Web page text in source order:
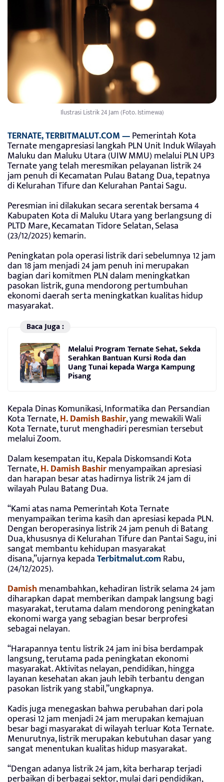
Ilustrasi Listrik 24 Jam (Foto. Istimewa)
TERNATE, TERBITMALUT.COM —Pemerintah Kota
Ternate mengapresiasi langkah PLN Unit Induk Wilayah
Maluku dan Maluku Utara (UIW MMU) melalui PLN UP3
Ternate yang telah meresmikan pelayanan listrik 24
jam penuh di Kecamatan Pulau Batang Dua, tepatnya
di Kelurahan Tifure dan Kelurahan Pantai Sagu.
Peresmian ini dilakukan secara serentak bersama 4
Kabupaten Kota di Maluku Utara yang berlangsung di
PLTD Mare, Kecamatan Tidore Selatan, Selasa
(23/12/2025) kemarin.
Peningkatan pola operasi listrik dari sebelumnya 12 jam
dan 18 jam menjadi 24 jam penuh ini merupakan
bagian dari komitmen PLN dalam meningkatkan
pasokan listrik, guna mendorong pertumbuhan
ekonomi daerah serta meningkatkan kualitas hidup
masyarakat.
Baca Juga :
Melalui Program Ternate Sehat, Sekda
Serahkan Bantuan Kursi Roda dan
Uang Tunai kepada Warga Kampung
Pisang
Kepala Dinas Komunikasi, Informatika dan Persandian
Kota Ternate,H. Damish Bashir, yang mewakili Wali
Kota Ternate, turut menghadiri peresmian tersebut
melalui Zoom.
Dalam kesempatan itu, Kepala Diskomsandi Kota
Ternate,H. Damish Bashirmenyampaikan apresiasi
dan harapan besar atas hadirnya listrik 24 jam di
wilayah Pulau Batang Dua.
“Kami atas nama Pemerintah Kota Ternate
menyampaikan terima kasih dan apresiasi kepada PLN.
Dengan beroperasinya listrik 24 jam penuh di Batang
Dua, khususnya di Kelurahan Tifure dan Pantai Sagu, ini
sangat membantu kehidupan masyarakat
disana,”ujarnya kepadaTerbitmalut.comRabu,
(24/12/2025).
Damishmenambahkan, kehadiran listrik selama 24 jam
diharapkan dapat memberikan dampak langsung bagi
masyarakat, terutama dalam mendorong peningkatan
ekonomi warga yang sebagian besar berprofesi
sebagai nelayan.
“Harapannya tentu listrik 24 jam ini bisa berdampak
langsung, terutama pada peningkatan ekonomi
masyarakat. Aktivitas nelayan, pendidikan, hingga
layanan kesehatan akan jauh lebih terbantu dengan
pasokan listrik yang stabil,”ungkapnya.
Kadis juga menegaskan bahwa perubahan dari pola
operasi 12 jam menjadi 24 jam merupakan kemajuan
besar bagi masyarakat di wilayah terluar Kota Ternate.
Menurutnya, listrik merupakan kebutuhan dasar yang
sangat menentukan kualitas hidup masyarakat.
“Dengan adanya listrik 24 jam, kita berharap terjadi